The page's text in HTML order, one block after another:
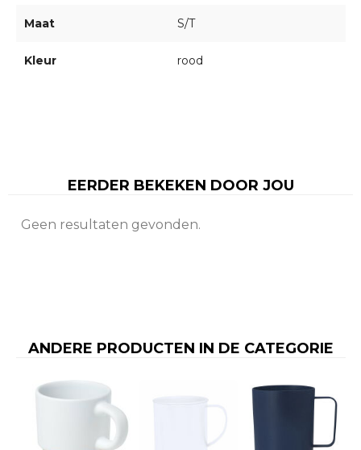
Maat S/T
Kleur rood
EERDER BEKEKEN DOOR JOU
Geen resultaten gevonden.
ANDERE PRODUCTEN IN DE CATEGORIE